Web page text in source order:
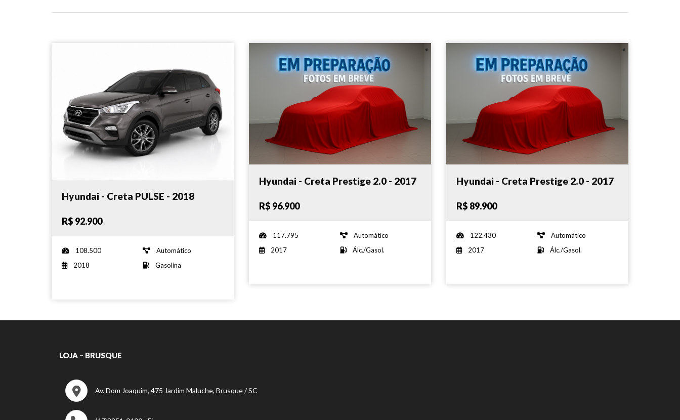
Hyundai - Creta PULSE - 2018
R$ 92.900
108.500
Automático
2018
Gasolina
Hyundai - Creta Prestige 2.0 - 2017
R$ 96.900
117.795
Automático
2017
Álc./Gasol.
Hyundai - Creta Prestige 2.0 - 2017
R$ 89.900
122.430
Automático
2017
Álc./Gasol.
LOJA – BRUSQUE
Av. Dom Joaquim, 475 Jardim Maluche, Brusque / SC